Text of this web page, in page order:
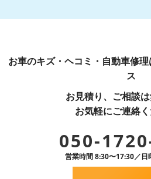
お車のキズ・ヘコミ・自動車修
ス
お見積り、ご相談は
お気軽にご連絡く
050-
営業時間 8:30〜17:30／日